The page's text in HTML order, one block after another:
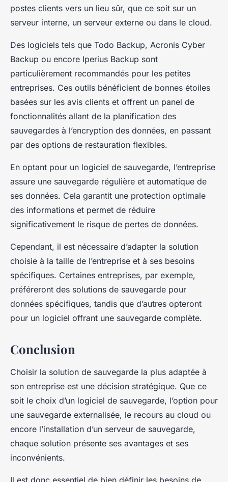
postes clients vers un lieu sûr, que ce soit sur un
serveur interne, un serveur externe ou dans le cloud.
Des logiciels tels que Todo Backup, Acronis Cyber
Backup ou encore Iperius Backup sont
particulièrement recommandés pour les petites
entreprises. Ces outils bénéficient de bonnes étoiles
basées sur les avis clients et offrent un panel de
fonctionnalités allant de la planification des
sauvegardes à l’encryption des données, en passant
par des options de restauration flexibles.
En optant pour un logiciel de sauvegarde, l’entreprise
assure une sauvegarde régulière et automatique de
ses données. Cela garantit une protection optimale
des informations et permet de réduire
significativement le risque de pertes de données.
Cependant, il est nécessaire d’adapter la solution
choisie à la taille de l’entreprise et à ses besoins
spécifiques. Certaines entreprises, par exemple,
préféreront des solutions de sauvegarde pour
données spécifiques, tandis que d’autres opteront
pour un logiciel offrant une sauvegarde complète.
Conclusion
Choisir la solution de sauvegarde la plus adaptée à
son entreprise est une décision stratégique. Que ce
soit le choix d’un logiciel de sauvegarde, l’option pour
une sauvegarde externalisée, le recours au cloud ou
encore l’installation d’un serveur de sauvegarde,
chaque solution présente ses avantages et ses
inconvénients.